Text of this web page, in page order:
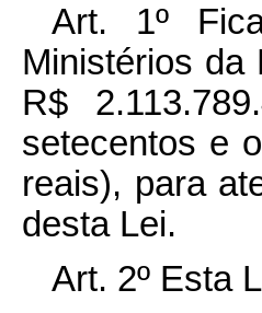
Art. 1º
Ministérios da
R$
setecentos e
reais), para
desta Lei.
Art. 2º Esta